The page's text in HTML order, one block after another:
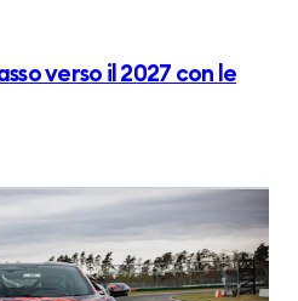
verso il 2027 con le